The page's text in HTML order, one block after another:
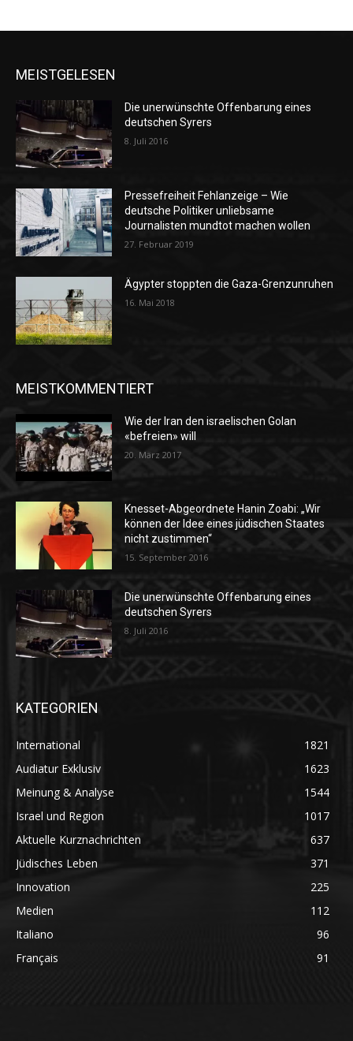
MEISTGELESEN
Die unerwünschte Offenbarung eines
deutschen Syrers
8. Juli 2016
Pressefreiheit Fehlanzeige – Wie
deutsche Politiker unliebsame
Journalisten mundtot machen wollen
27. Februar 2019
Ägypter stoppten die Gaza-Grenzunruhen
16. Mai 2018
MEISTKOMMENTIERT
Wie der Iran den israelischen Golan
«befreien» will
20. März 2017
Knesset-Abgeordnete Hanin Zoabi: „Wir
können der Idee eines jüdischen Staates
nicht zustimmen“
15. September 2016
Die unerwünschte Offenbarung eines
deutschen Syrers
8. Juli 2016
KATEGORIEN
International
1821
Audiatur Exklusiv
1623
Meinung & Analyse
1544
Israel und Region
1017
Aktuelle Kurznachrichten
637
Jüdisches Leben
371
Innovation
225
Medien
112
Italiano
96
Français
91